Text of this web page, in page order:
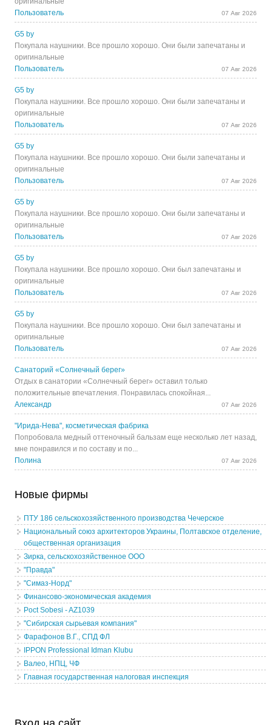
Пользователь
07 Авг 2026
G5 by
Покупала наушники. Все прошло хорошо. Они были запечатаны и
оригинальные
Пользователь
07 Авг 2026
G5 by
Покупала наушники. Все прошло хорошо. Они были запечатаны и
оригинальные
Пользователь
07 Авг 2026
G5 by
Покупала наушники. Все прошло хорошо. Они были запечатаны и
оригинальные
Пользователь
07 Авг 2026
G5 by
Покупала наушники. Все прошло хорошо. Они были запечатаны и
оригинальные
Пользователь
07 Авг 2026
G5 by
Покупала наушники. Все прошло хорошо. Они был запечатаны и
оригинальные
Пользователь
07 Авг 2026
G5 by
Покупала наушники. Все прошло хорошо. Они был запечатаны и
оригинальные
Пользователь
07 Авг 2026
Санаторий «Солнечный берег»
Отдых в санатории «Солнечный берег» оставил только
положительные впечатления. Понравилась спокойная...
Александр
07 Авг 2026
"Ирида-Нева", косметическая фабрика
Попробовала медный оттеночный бальзам еще несколько лет назад,
мне понравился и по составу и по...
Полина
07 Авг 2026
Новые фирмы
ПТУ 186 сельскохозяйственного производства Чечерское
Национальный союз архитекторов Украины, Полтавское отделение,
общественная организация
Зирка, сельскохозяйственное ООО
"Правда"
"Симаз-Норд"
Финансово-экономическая академия
Poct Sobesi - AZ1039
"Сибирская сырьевая компания"
Фарафонов В.Г., СПД ФЛ
IPPON Professional Idman Klubu
Валео, НПЦ, ЧФ
Главная государственная налоговая инспекция